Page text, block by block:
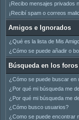
¡Recibo mensajes privados
¡Recibí spam o correos
Amigos e Ignorados
¿Qué es la lista de Mis
¿Cómo se puede añadir o
Búsqueda en los foros
¿Cómo se puede buscar en
¿Por qué mi búsqueda me
¿Por qué mi búsqueda me
¿Cómo busco usuarios?
¿Como se puede encontrar